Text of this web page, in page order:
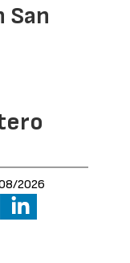
San
2026